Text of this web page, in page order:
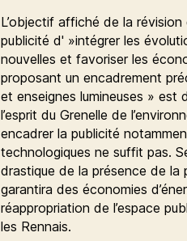
L’objectif affiché de la
publicité d' »intégrer les
nouvelles et favoriser les
proposant un encadrement
et enseignes lumineuses » est
l’esprit du Grenelle de
encadrer la publicité
technologiques ne suffit pas.
drastique de la présence de la
garantira des économies
réappropriation de l’espace
les Rennais.